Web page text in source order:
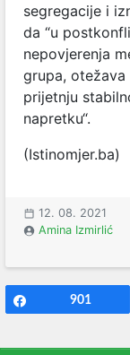
segregacije i
da “u
nepovjerenja
grupa,
prijetnju
napretku“.
(Istinomjer.ba)
12. 08. 2021
Amina Izmirlić
901